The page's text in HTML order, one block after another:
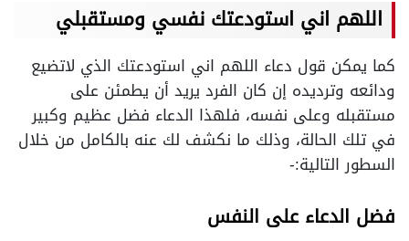
اللهم اني استودعتك نفسي ومستقبلي
كما يمكن قول دعاء اللهم اني استودعتك الذي لاتضيع
ودائعه وترديده إن كان الفرد يريد أن يطمئن على
مستقبله وعلى نفسه، فلهذا الدعاء فضل عظيم وكبير
في تلك الحالة، وذلك ما نكشف لك عنه بالكامل من خلال
السطور التالية:-
فضل الدعاء على النفس